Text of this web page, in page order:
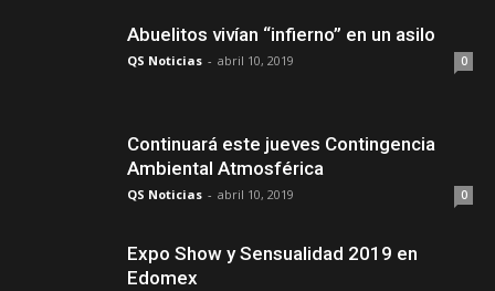
Abuelitos vivían “infierno” en un asilo
QS Noticias - abril 10, 2019 0
Continuará este jueves Contingencia
Ambiental Atmosférica
QS Noticias - abril 10, 2019 0
Expo Show y Sensualidad 2019 en
Edomex